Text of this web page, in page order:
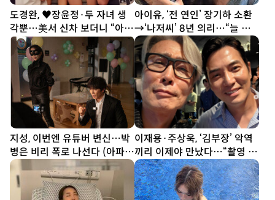
도경완, ♥장윤정·두 자녀 생
각뿐…美서 신차 보더니 “아빠
열심히 할게” [SD톡톡]
아이유, ‘전 연인’ 장기하 소환
→‘나저씨’ 8년 의리…“늘 든
든” [SD톡톡]
지성, 이번엔 유튜버 변신…박
병은 비리 폭로 나선다 (아파
트)
이재용·주상욱, ‘김부장’ 악역
끼리 이제야 만났다…“촬영 땐
한 번도 못 봐” [SD셀픽]